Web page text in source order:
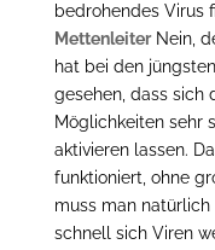
bedrohendes Virus
MettenleiterNein,
hat bei den
gesehen, dass sich
Möglichkeiten sehr
aktivieren lassen.
funktioniert, ohne
muss man
schnell sich Viren